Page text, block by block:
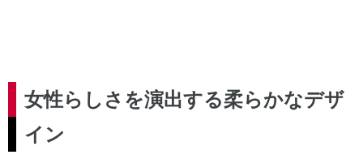
女性らしさを演出する柔らかなデザ
イン